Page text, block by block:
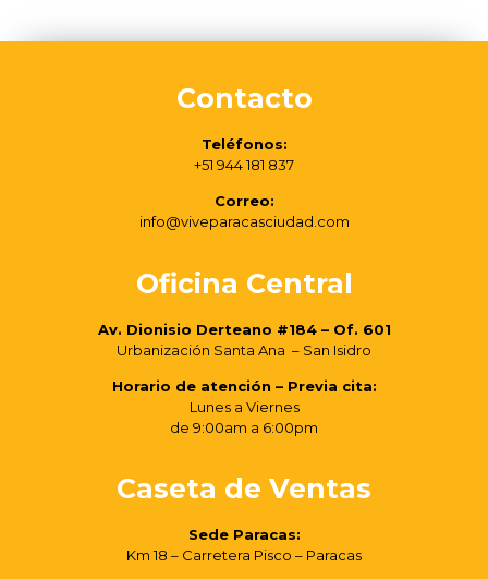
Contacto
Teléfonos:
+51 944 181 837
Correo:
info@viveparacasciudad.com
Oficina Central
Av. Dionisio Derteano #184 – Of. 601
Urbanización Santa Ana – San Isidro
Horario de atención – Previa cita:
Lunes a Viernes
de 9:00am a 6:00pm
Caseta de Ventas
Sede Paracas:
Km 18 – Carretera Pisco – Paracas